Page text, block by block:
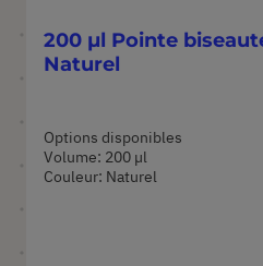
200 µl Pointe
Naturel
Options disponibles
Volume: 200 µl
Couleur: Naturel